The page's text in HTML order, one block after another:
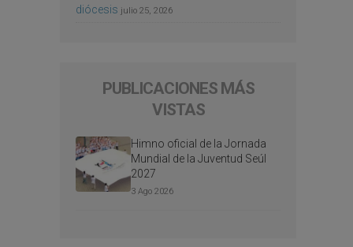
diócesis julio 25, 2026
PUBLICACIONES MÁS
VISTAS
Himno oficial de la Jornada
Mundial de la Juventud Seúl
2027
3 Ago 2026